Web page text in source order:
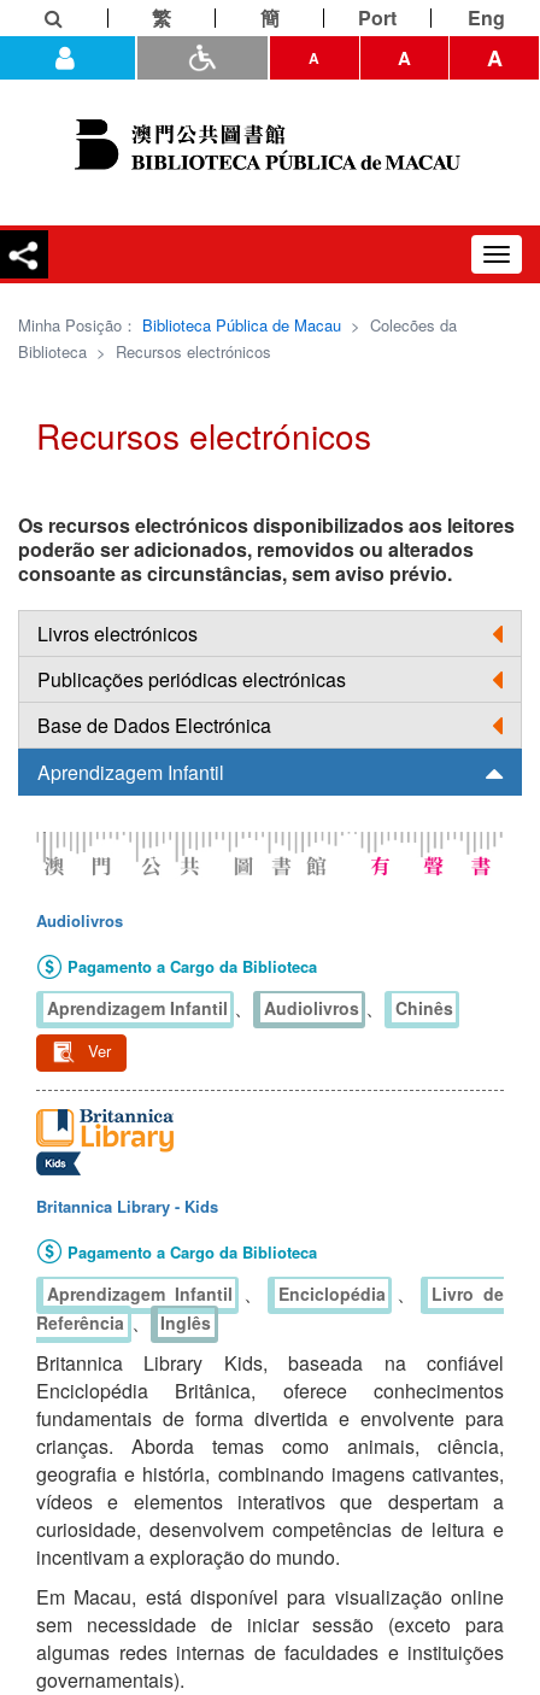
繁 簡 Port Eng
A A A
Minha Posição： Biblioteca Pública de Macau > Colecões da
Biblioteca > Recursos electrónicos
Recursos electrónicos
Os recursos electrónicos disponibilizados aos leitores
poderão ser adicionados, removidos ou alterados
consoante as circunstâncias, sem aviso prévio.
Livros electrónicos
Publicações periódicas electrónicas
Base de Dados Electrónica
Aprendizagem Infantil
Audiolivros
Pagamento a Cargo da Biblioteca
Aprendizagem Infantil 、 Audiolivros 、 Chinês
Ver
Britannica Library - Kids
Pagamento a Cargo da Biblioteca
Aprendizagem Infantil 、 Enciclopédia 、
Livro de
Referência 、 Inglês
Britannica Library Kids, baseada na confiável
Enciclopédia Britânica, oferece conhecimentos
fundamentais de forma divertida e envolvente para
crianças. Aborda temas como animais, ciência,
geografia e história, combinando imagens cativantes,
vídeos e elementos interativos que despertam a
curiosidade, desenvolvem competências de leitura e
incentivam a exploração do mundo.
Em Macau, está disponível para visualização online
sem necessidade de iniciar sessão (exceto para
algumas redes internas de faculdades e instituições
governamentais).